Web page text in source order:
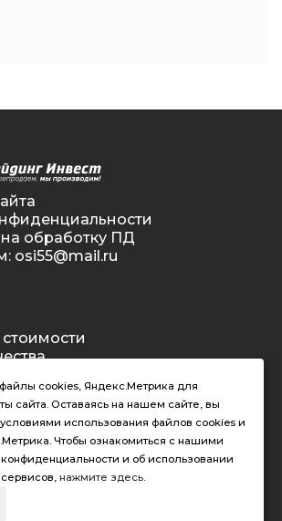
обработку ПД
osi55@mail.ru
заказа
размеров
cookies, Яндекс.Метрика для
сайта. Оставаясь на нашем сайте, вы
использования файлов cookies и
Чтобы ознакомиться с нашими
и об использовании
нажмите здесь.